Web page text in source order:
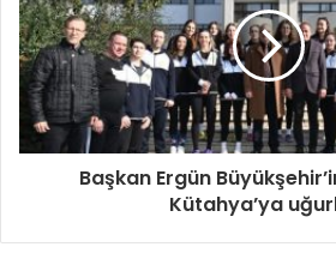
Başkan Ergün
Kütahya’ya